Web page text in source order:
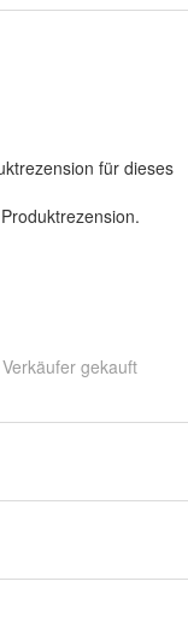
für dieses
.
gekauft